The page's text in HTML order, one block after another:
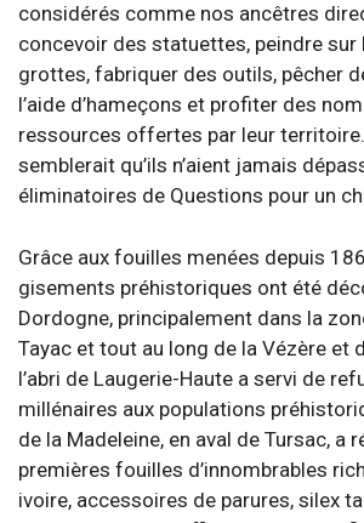
considérés comme nos ancêtres
concevoir des statuettes, peindre sur
grottes, fabriquer des outils, pêcher
l’aide d’hameçons et profiter des
ressources offertes par leur territoire.
semblerait qu’ils n’aient jamais
éliminatoires de Questions pour un
Grâce aux fouilles menées depuis
gisements préhistoriques ont été
Dordogne, principalement dans la
Tayac et tout au long de la Vézère et
l’abri de Laugerie-Haute a servi de
millénaires aux populations
de la Madeleine, en aval de Tursac, a
premières fouilles d’innombrables
ivoire, accessoires de parures, silex